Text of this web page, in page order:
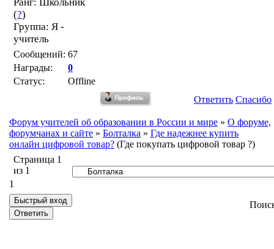
(?)
Группа: Я -
учитель
Сообщений: 67
Награды:
0
Статус:
Offline
Ответить Спасибо
Форум учителей об образовании в России и мире » О форуме,
форумчанах и сайте » Болталка » Где надежнее купить
онлайн цифровой товар? (Где покупать цифровой товар ?)
Страница 1
из 1
1